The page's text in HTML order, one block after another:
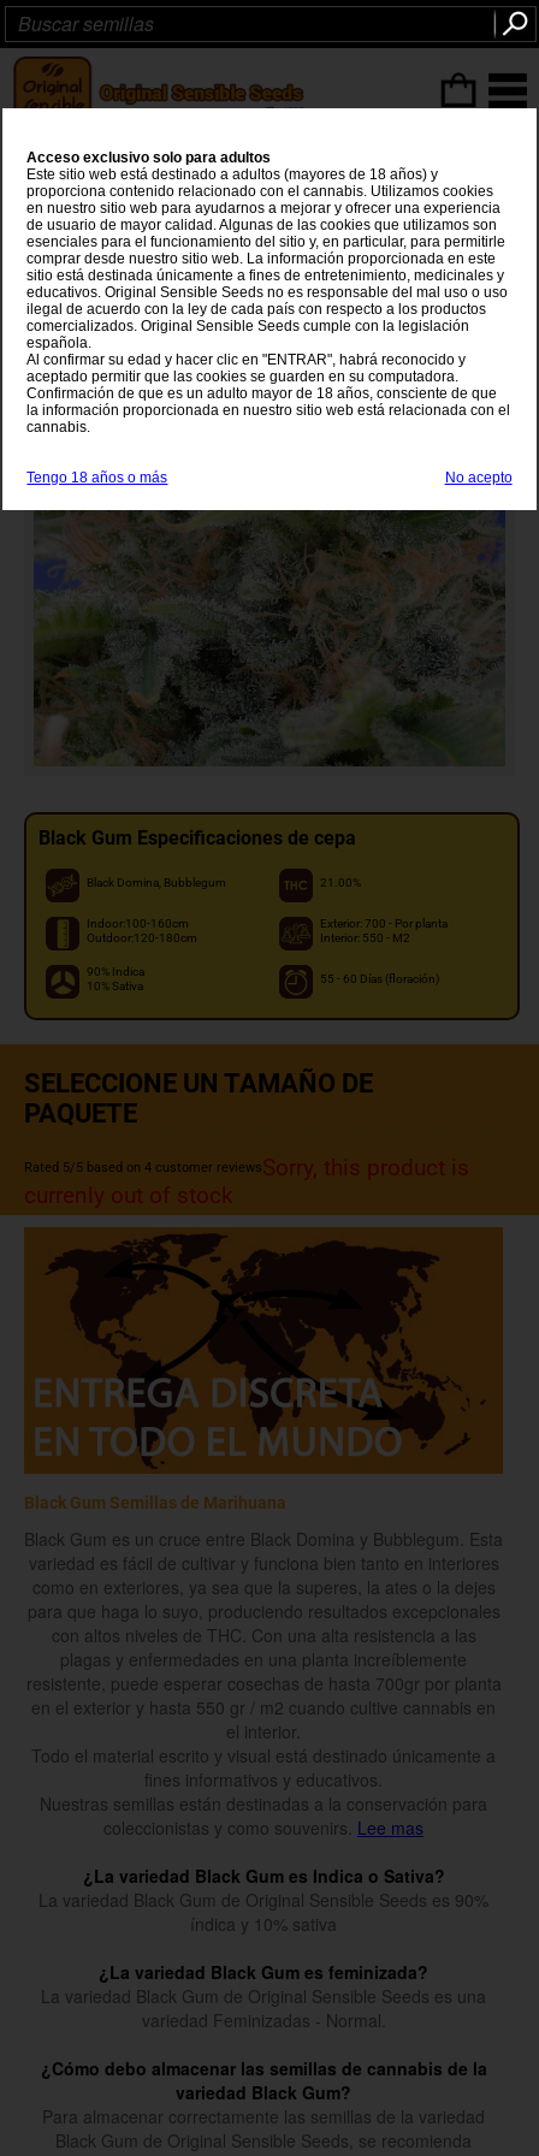
Black Gum
Black Dominax Bubblegum
Black Gum Especificaciones de cepa
Black Domina, Bubblegum 21.00%
Indoor:100-160cm
Outdoor:120-180cm
Exterior: 700 - Por planta
Interior: 550 - M2
90% Indica
10% Sativa
55 - 60 Días (floración)
SELECCIONE UN TAMAÑO DE
PAQUETE
Rated 5/5 based on 4 customer reviewsSorry, this product is
currenly out of stock
Black Gum Semillas de Marihuana
Black Gum es un cruce entre Black Domina y Bubblegum. Esta
variedad es fácil de cultivar y funciona bien tanto en interiores
como en exteriores, ya sea que la superes, la ates o la dejes
para que haga lo suyo, produciendo resultados excepcionales
con altos niveles de THC. Con una alta resistencia a las
plagas y enfermedades en una planta increíblemente
resistente, puede esperar cosechas de hasta 700gr por planta
en el exterior y hasta 550 gr / m2 cuando cultive cannabis en
el interior.
Todo el material escrito y visual está destinado únicamente a
fines informativos y educativos.
Nuestras semillas están destinadas a la conservación para
coleccionistas y como souvenirs. Lee mas
¿La variedad Black Gum es Indica o Sativa?
La variedad Black Gum de Original Sensible Seeds es 90%
índica y 10% sativa
¿La variedad Black Gum es feminizada?
La variedad Black Gum de Original Sensible Seeds es una
variedad Feminizadas - Normal.
¿Cómo debo almacenar las semillas de cannabis de la
variedad Black Gum?
Para almacenar correctamente las semillas de la variedad
Black Gum de Original Sensible Seeds, se recomienda
Acceso exclusivo solo para adultos
Este sitio web está destinado a adultos (mayores de 18 años) y
proporciona contenido relacionado con el cannabis. Utilizamos cookies
en nuestro sitio web para ayudarnos a mejorar y ofrecer una experiencia
de usuario de mayor calidad. Algunas de las cookies que utilizamos son
esenciales para el funcionamiento del sitio y, en particular, para permitirle
comprar desde nuestro sitio web. La información proporcionada en este
sitio está destinada únicamente a fines de entretenimiento, medicinales y
educativos. Original Sensible Seeds no es responsable del mal uso o uso
ilegal de acuerdo con la ley de cada país con respecto a los productos
comercializados. Original Sensible Seeds cumple con la legislación
española.
Al confirmar su edad y hacer clic en "ENTRAR", habrá reconocido y
aceptado permitir que las cookies se guarden en su computadora.
Confirmación de que es un adulto mayor de 18 años, consciente de que
la información proporcionada en nuestro sitio web está relacionada con el
cannabis.
Tengo 18 años o más No acepto